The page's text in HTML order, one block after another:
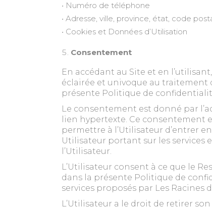
• Numéro de téléphone
• Adresse, ville, province, état, code
• Cookies et Données d’Utilisation
Consentement
En accédant au Site et en
éclairée et univoque au traitement
présente Politique de
Le consentement est donné par
lien hypertexte. Ce
permettre à l’Utilisateur d’entrer
Utilisateur portant sur les services
l’Utilisateur.
L’Utilisateur consent à ce que le
dans la présente Politique de
services proposés par Les Racines
L’Utilisateur a le droit de retirer